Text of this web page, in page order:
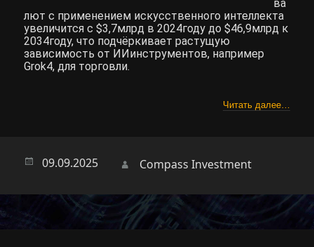
ва
лют с применением искусственного интеллекта
увеличится с $3,7млрд в 2024году до $46,9млрд к
2034году, что подчёркивает растущую
зависимость от ИИинструментов, например
Grok4, для торговли.
Читать далее…
09.09.2025 Автор
Compass Investment